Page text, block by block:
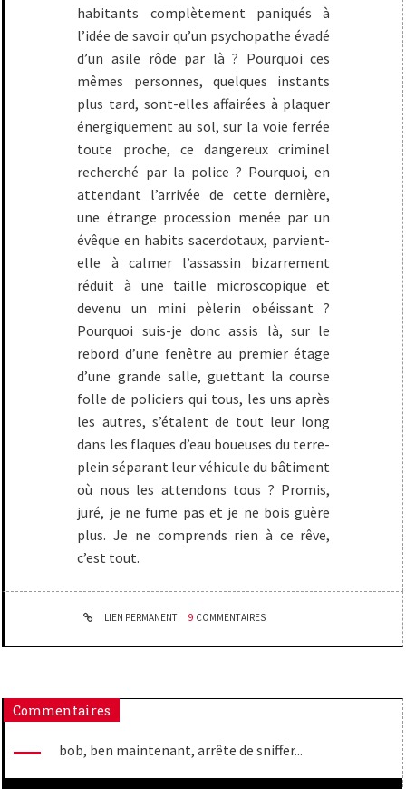
habitants complètement paniqués à
l’idée de savoir qu’un psychopathe évadé
d’un asile rôde par là ? Pourquoi ces
mêmes personnes, quelques instants
plus tard, sont-elles affairées à plaquer
énergiquement au sol, sur la voie ferrée
toute proche, ce dangereux criminel
recherché par la police ? Pourquoi, en
attendant l’arrivée de cette dernière,
une étrange procession menée par un
évêque en habits sacerdotaux, parvient-
elle à calmer l’assassin bizarrement
réduit à une taille microscopique et
devenu un mini pèlerin obéissant ?
Pourquoi suis-je donc assis là, sur le
rebord d’une fenêtre au premier étage
d’une grande salle, guettant la course
folle de policiers qui tous, les uns après
les autres, s’étalent de tout leur long
dans les flaques d’eau boueuses du terre-
plein séparant leur véhicule du bâtiment
où nous les attendons tous ? Promis,
juré, je ne fume pas et je ne bois guère
plus. Je ne comprends rien à ce rêve,
c’est tout.
LIEN PERMANENT 9 COMMENTAIRES
Commentaires
bob, ben maintenant, arrête de sniffer...